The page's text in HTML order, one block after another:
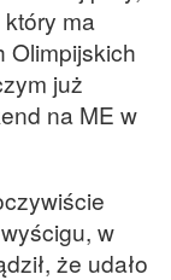
ma
Olimpijskich
już
na ME w
w
że udało